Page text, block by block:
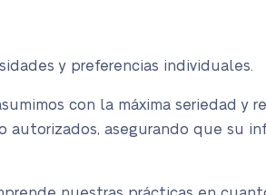
y preferencias individuales.
con la máxima seriedad y
autorizados, asegurando que su